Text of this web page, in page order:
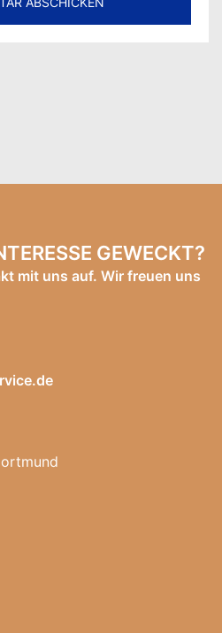
GEWECKT?
mit uns auf. Wir freuen uns